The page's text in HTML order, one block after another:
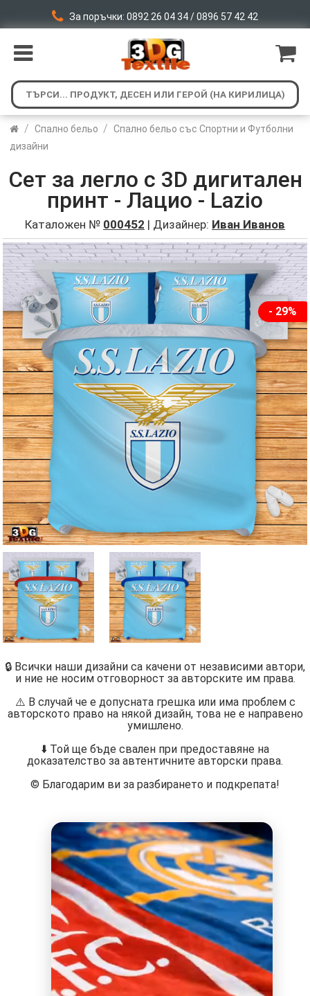
За поръчки: 0892 26 04 34 / 0896 57 42 42
/ Спално бельо / Спално бельо със Спортни и Футболни
дизайни
Сет за легло с 3D дигитален
принт - Лацио - Lazio
Каталожен № 000452 | Дизайнер: Иван Иванов
- 29%
🔒 Всички наши дизайни са качени от независими автори,
и ние не носим отговорност за авторските им права.
⚠️ В случай че е допусната грешка или има проблем с
авторското право на някой дизайн, това не е направено
умишлено.
⬇️ Той ще бъде свален при предоставяне на
доказателство за автентичните авторски права.
©️ Благодарим ви за разбирането и подкрепата!